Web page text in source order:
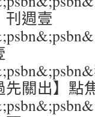
刊週壹
關出】點